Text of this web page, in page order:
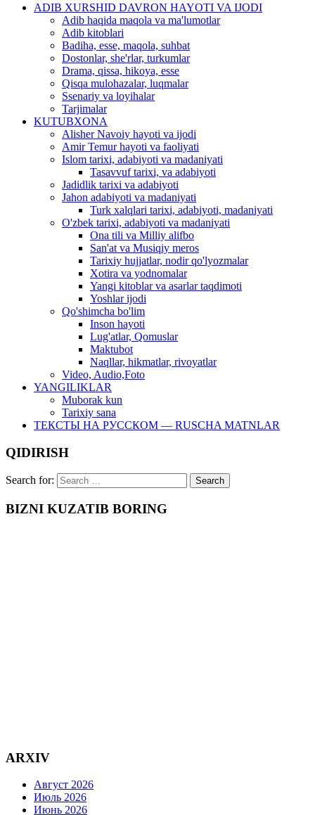
ADIB XURSHID DAVRON HAYOTI VA IJODI
Adib haqida maqola va ma'lumotlar
Adib kitoblari
Badiha, esse, maqola, suhbat
Dostonlar, she'rlar, turkumlar
Drama, qissa, hikoya, esse
Qisqa mulohazalar, luqmalar
Ssenariy va loyihalar
Tarjimalar
KUTUBXONA
Alisher Navoiy hayoti va ijodi
Amir Temur hayoti va faoliyati
Islom tarixi, adabiyoti va madaniyati
Tasavvuf tarixi, va adabiyoti
Jadidlik tarixi va adabiyoti
Jahon adabiyoti va madaniyati
Turk xalqlari tarixi, adabiyoti, madaniyati
O'zbek tarixi, adabiyoti va madaniyati
Ona tili va Milliy alifbo
San'at va Musiqiy meros
Tarixiy hujjatlar, nodir qo'lyozmalar
Xotira va yodnomalar
Yangi kitoblar va asarlar taqdimoti
Yoshlar ijodi
Qo'shimcha bo'lim
Inson hayoti
Lug'atlar, Qomuslar
Maktubot
Naqllar, hikmatlar, rivoyatlar
Video, Audio,Foto
YANGILIKLAR
Muborak kun
Tarixiy sana
ТЕКСТЫ НА РУССКОМ — RUSCHA MATNLAR
QIDIRISH
Search for:
BIZNI KUZATIB BORING
ARXIV
Август 2026
Июль 2026
Июнь 2026